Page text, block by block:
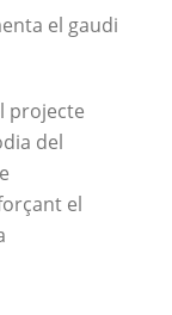
el gaudi
projecte
del
el